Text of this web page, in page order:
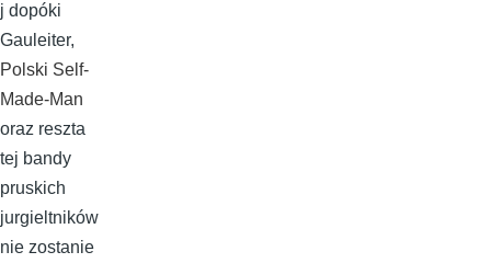
j dopóki
Gauleiter,
Polski Self-
Made-Man
oraz reszta
tej bandy
pruskich
jurgieltników
nie zostanie